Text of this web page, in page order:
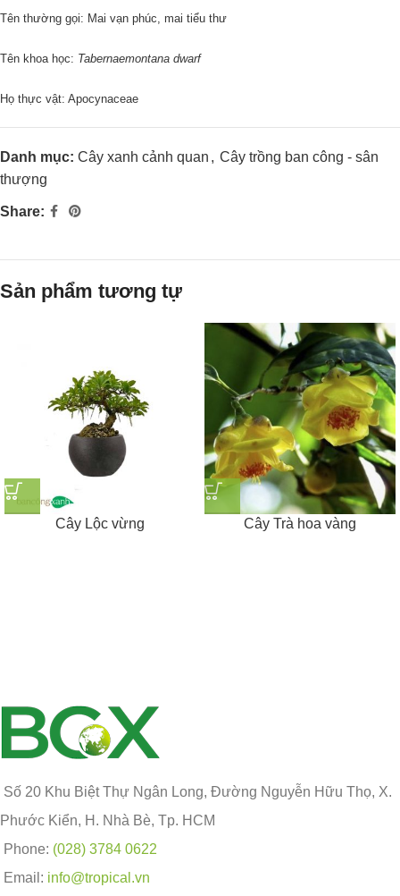
Tên thường gọi: Mai vạn phúc, mai tiểu thư
Tên khoa học: Tabernaemontana dwarf
Họ thực vật: Apocynaceae
Danh mục: Cây xanh cảnh quan , Cây trồng ban công - sân
thượng
Share:
Sản phẩm tương tự
Cây Lộc vừng Cây Trà hoa vàng
Số 20 Khu Biệt Thự Ngân Long, Đường Nguyễn Hữu Thọ, X.
Phước Kiển, H. Nhà Bè, Tp. HCM
Phone: (028) 3784 0622
Email: info@tropical.vn